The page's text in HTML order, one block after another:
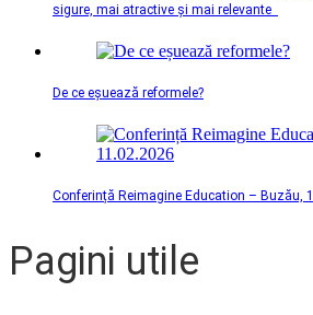
sigure, mai atractive și mai relevante
De ce eșuează reformele?
Conferință Reimagine Education – Buzău,
Pagini utile